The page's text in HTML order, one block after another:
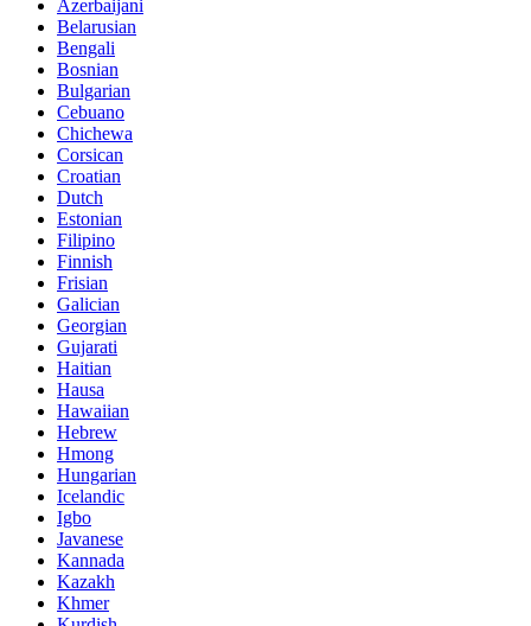
Azerbaijani
Belarusian
Bengali
Bosnian
Bulgarian
Cebuano
Chichewa
Corsican
Croatian
Dutch
Estonian
Filipino
Finnish
Frisian
Galician
Georgian
Gujarati
Haitian
Hausa
Hawaiian
Hebrew
Hmong
Hungarian
Icelandic
Igbo
Javanese
Kannada
Kazakh
Khmer